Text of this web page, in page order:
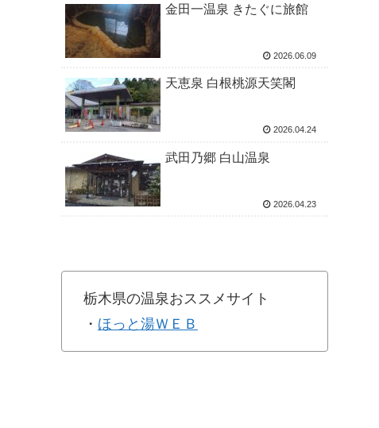
金田一温泉 きたぐに旅館
2026.06.09
天恵泉 白根桃源天笑閣
2026.04.24
武田乃郷 白山温泉
2026.04.23
栃木県の温泉おススメサイト
・ ほっと湯ＷＥＢ